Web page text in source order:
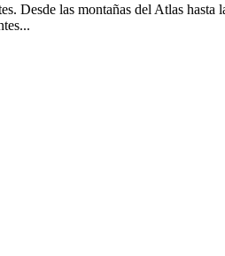
Desde las montañas del Atlas hasta